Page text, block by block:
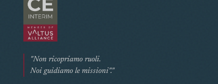
"Non ricopriamo ruoli.
Noi guidiamo le missioni"."